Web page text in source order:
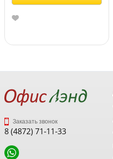
Заказать звонок
8 (4872) 71-11-33